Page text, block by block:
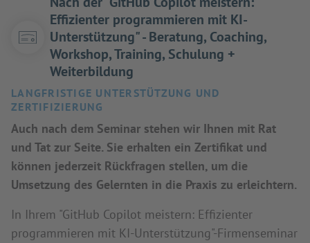
Effizienter programmieren mit KI-
Unterstützung" - Beratung, Coaching,
Workshop, Training, Schulung +
Weiterbildung
LANGFRISTIGE UNTERSTÜTZUNG UND
ZERTIFIZIERUNG
Auch nach dem Seminar stehen wir Ihnen mit Rat
und Tat zur Seite. Sie erhalten ein Zertifikat und
können jederzeit Rückfragen stellen, um die
Umsetzung des Gelernten in die Praxis zu erleichtern.
In Ihrem "GitHub Copilot meistern: Effizienter
programmieren mit KI-Unterstützung"-Firmenseminar